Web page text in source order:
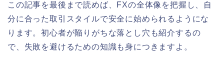
この記事を最後まで読めば、FXの全体像を把握し、自
分に合った取引スタイルで安全に始められるようにな
ります。初心者が陥りがちな落とし穴も紹介するの
で、失敗を避けるための知識も身につきますよ。